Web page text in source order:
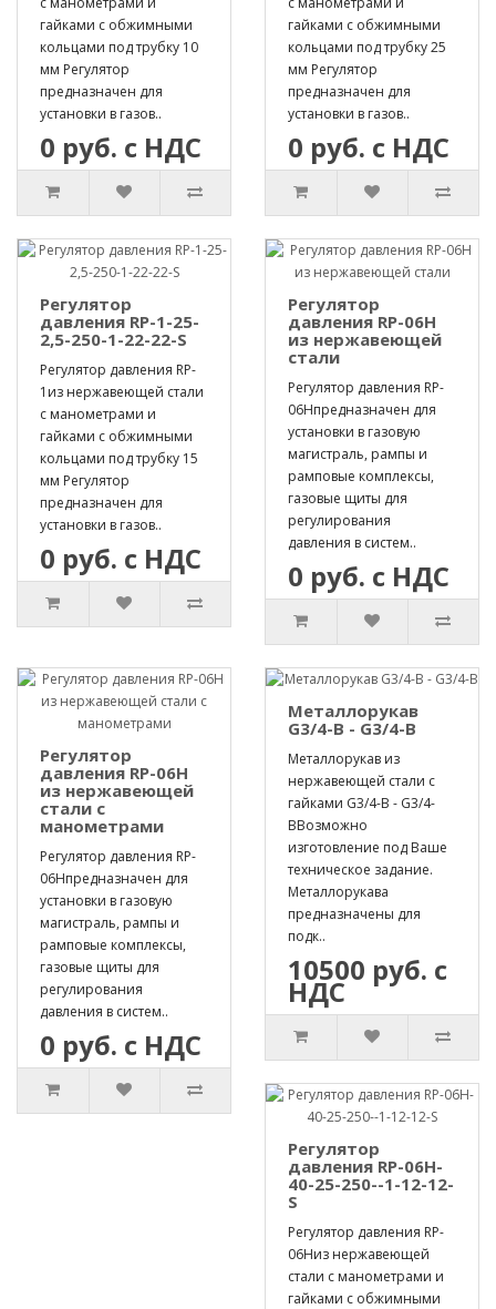
гайками с обжимными
кольцами под трубку 10
мм Регулятор
предназначен для
установки в газов..
0 руб. с НДС
гайками с обжимными
кольцами под трубку 25
мм Регулятор
предназначен для
установки в газов..
0 руб. с НДС
Регулятор
давления RP-1-25-
2,5-250-1-22-22-S
Регулятор давления RP-
1из нержавеющей стали
с манометрами и
гайками с обжимными
кольцами под трубку 15
мм Регулятор
предназначен для
установки в газов..
0 руб. с НДС
Регулятор
давления RP-06H
из нержавеющей
стали
Регулятор давления RP-
06Hпредназначен для
установки в газовую
магистраль, рампы и
рамповые комплексы,
газовые щиты для
регулирования
давления в систем..
0 руб. с НДС
Регулятор
давления RP-06H
из нержавеющей
стали с
манометрами
Регулятор давления RP-
06Hпредназначен для
установки в газовую
магистраль, рампы и
рамповые комплексы,
газовые щиты для
регулирования
давления в систем..
0 руб. с НДС
Металлорукав
G3/4-B - G3/4-B
Металлорукав из
нержавеющей стали с
гайками G3/4-B - G3/4-
BВозможно
изготовление под Ваше
техническое задание.
Металлорукава
предназначены для
подк..
10500 руб. с
НДС
Регулятор
давления RP-06H-
40-25-250--1-12-12-
S
Регулятор давления RP-
06Hиз нержавеющей
стали с манометрами и
гайками с обжимными